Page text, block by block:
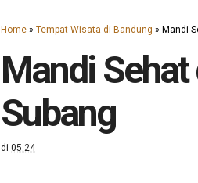
Home » Tempat Wisata di Bandung » Mandi
Mandi
Subang
di 05.24